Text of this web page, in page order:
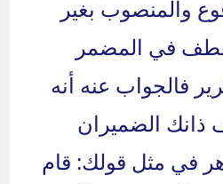
والمنصوب بغير
في المضمر
فالجواب عنه أنه
ذانك الضميران
في مثل قولك: قام